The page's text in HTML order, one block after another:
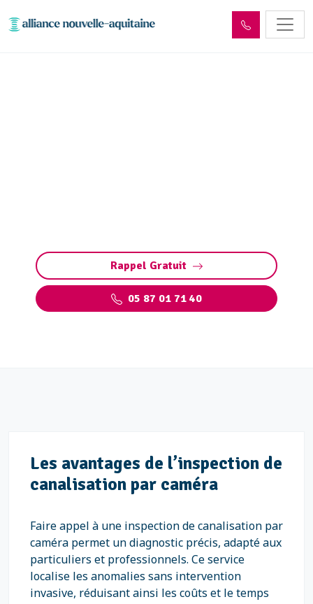
Rappel Gratuit
05 87 01 71 40
Les avantages de l’inspection de
canalisation par caméra
Faire appel à une inspection de canalisation par
caméra permet un diagnostic précis, adapté aux
particuliers et professionnels. Ce service
localise les anomalies sans intervention
invasive, réduisant ainsi les coûts et le temps